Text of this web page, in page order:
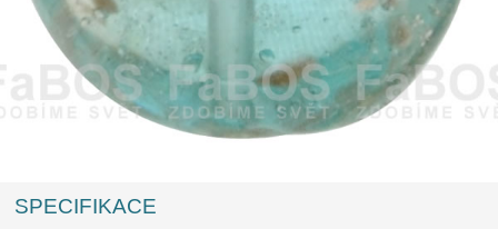
SPECIFIKACE